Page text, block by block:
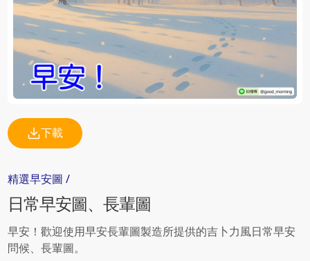
下載
精選早安圖 /
日常早安圖、長輩圖
早安！歡迎使用早安長輩圖製造所提供的吉卜力風日常早安
問候、長輩圖。